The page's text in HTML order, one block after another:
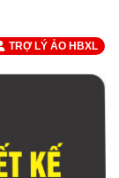
TRỢ LÝ ẢO HBXL